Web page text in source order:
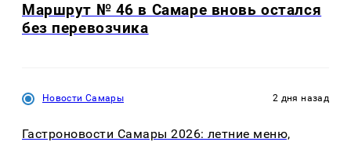
Маршрут № 46 в Самаре вновь остался
без перевозчика
Новости Самары 2 дня назад
Гастроновости Самары 2026: летние меню,